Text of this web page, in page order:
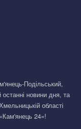
Подільський,
новини дня, та
області
24»!